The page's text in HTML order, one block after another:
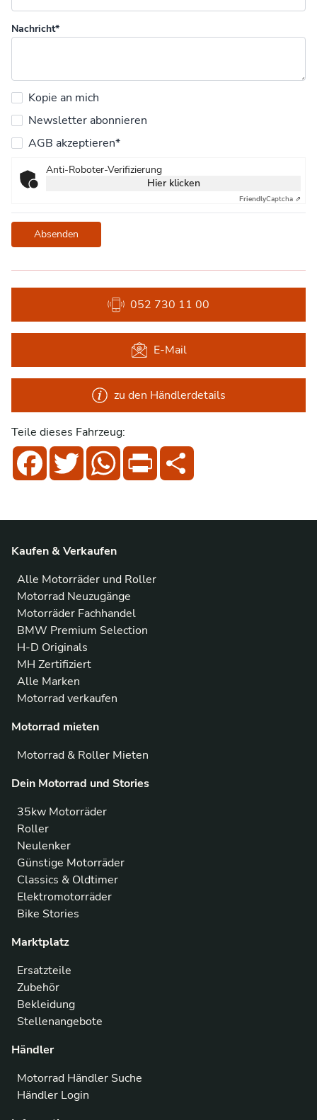
Nachricht*
Kopie an mich
Newsletter abonnieren
AGB akzeptieren*
Anti-Roboter-Verifizierung
Hier klicken
FriendlyCaptcha ⇗
Absenden
052 730 11 00
E-Mail
zu den Händlerdetails
Teile dieses Fahrzeug:
FacebookTwitterWhatsAppPrint
Kaufen & Verkaufen
Alle Motorräder und Roller
Motorrad Neuzugänge
Motorräder Fachhandel
BMW Premium Selection
H-D Originals
MH Zertifiziert
Alle Marken
Motorrad verkaufen
Motorrad mieten
Motorrad & Roller Mieten
Dein Motorrad und Stories
35kw Motorräder
Roller
Neulenker
Günstige Motorräder
Classics & Oldtimer
Elektromotorräder
Bike Stories
Marktplatz
Ersatzteile
Zubehör
Bekleidung
Stellenangebote
Händler
Motorrad Händler Suche
Händler Login